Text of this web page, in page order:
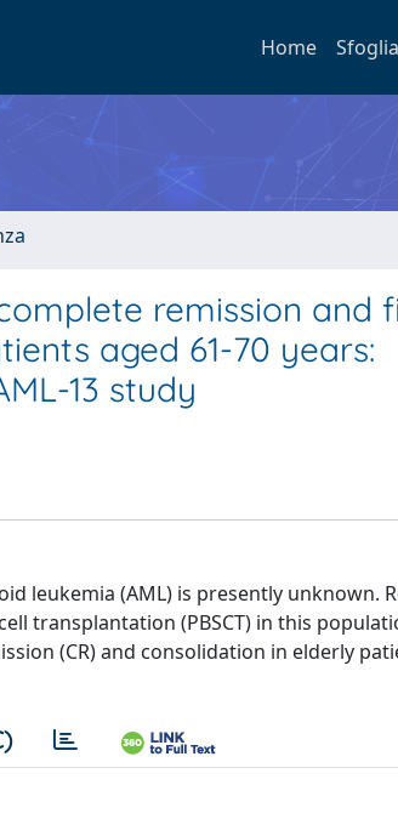
Home Sfoglia
remission and
aged 61-70 years:
13 study
leukemia (AML) is presently unknown.
transplantation (PBSCT) in this
(CR) and consolidation in elderly